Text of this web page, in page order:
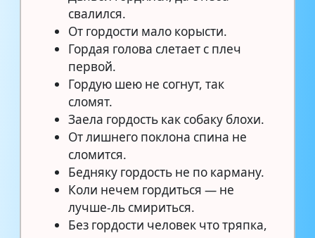
свалился.
От гордости мало корысти.
Гордая голова слетает с плеч
первой.
Гордую шею не согнут, так
сломят.
Заела гордость как собаку блохи.
От лишнего поклона спина не
сломится.
Бедняку гордость не по карману.
Коли нечем гордиться — не
лучше-ль смириться.
Без гордости человек что тряпка,